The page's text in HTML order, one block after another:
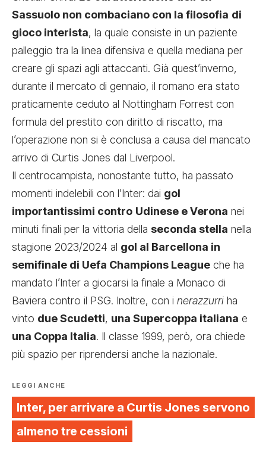
Sassuolo non combaciano con la filosofia di
gioco interista, la quale consiste in un paziente
palleggio tra la linea difensiva e quella mediana per
creare gli spazi agli attaccanti. Già quest’inverno,
durante il mercato di gennaio, il romano era stato
praticamente ceduto al Nottingham Forrest con
formula del prestito con diritto di riscatto, ma
l’operazione non si è conclusa a causa del mancato
arrivo di Curtis Jones dal Liverpool.
Il centrocampista, nonostante tutto, ha passato
momenti indelebili con l’Inter: dai gol
importantissimi contro Udinese e Verona nei
minuti finali per la vittoria della seconda stella nella
stagione 2023/2024 al gol al Barcellona in
semifinale di Uefa Champions League che ha
mandato l’Inter a giocarsi la finale a Monaco di
Baviera contro il PSG. Inoltre, con i nerazzurri ha
vinto due Scudetti, una Supercoppa italiana e
una Coppa Italia. Il classe 1999, però, ora chiede
più spazio per riprendersi anche la nazionale.
LEGGI ANCHE
Inter, per arrivare a Curtis Jones servono
almeno tre cessioni